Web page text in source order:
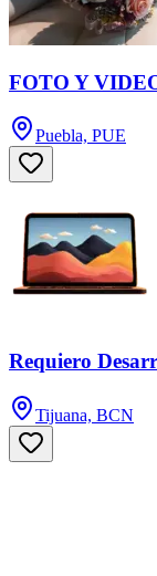
FOTO Y
Puebla, PUE
Requiero
Tijuana, BCN